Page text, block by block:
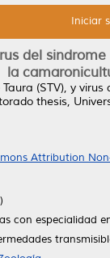
Iniciar
del
la
(STV), y
thesis,
Attribution
con especialidad